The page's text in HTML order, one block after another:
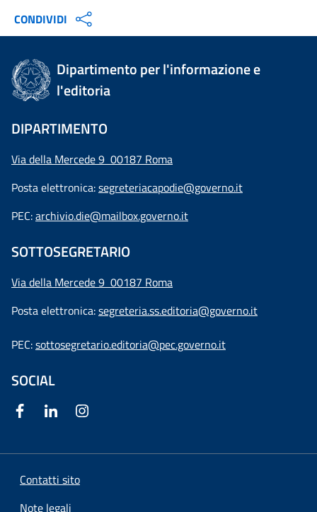
CONDIVIDI
Dipartimento per l'informazione e
l'editoria
DIPARTIMENTO
Via della Mercede 9 00187 Roma
Posta elettronica:segreteriacapodie@governo.it
PEC:archivio.die@mailbox.governo.it
SOTTOSEGRETARIO
Via della Mercede 9 00187 Roma
Posta elettronica:segreteria.ss.editoria@governo.it
PEC:sottosegretario.editoria@pec.governo.it
SOCIAL
Contatti sito
Note legali